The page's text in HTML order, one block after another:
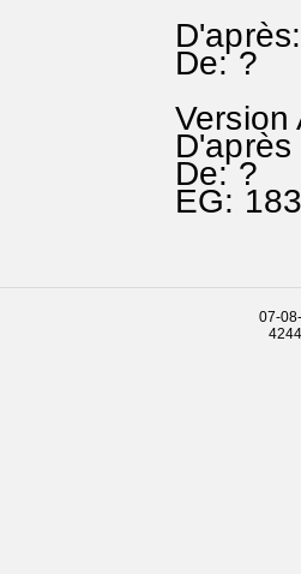
De: ?
Version
De: ?
EG:
07-